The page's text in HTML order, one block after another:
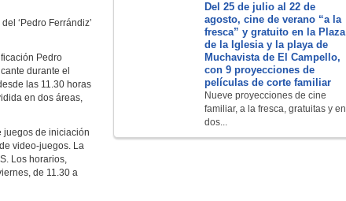
‘Pedro Ferrándiz’
Pedro
durante el
las 11.30 horas
en dos áreas,
juegos de iniciación
video-juegos. La
Los horarios,
de 11.30 a
Del 25 de julio al 22 de
agosto, cine de verano “a la
fresca” y gratuito en la Plaza
de la Iglesia y la playa de
Muchavista de El Campello,
con 9 proyecciones de
películas de corte familiar
Nueve proyecciones de cine
familiar, a la fresca, gratuitas y en
dos...